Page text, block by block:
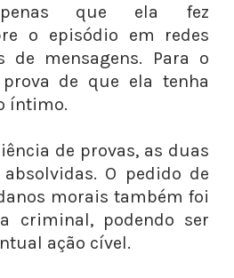
que ela fez
o episódio em redes
de mensagens. Para o
de que ela tenha
íntimo.
de provas, as duas
O pedido de
morais também foi
criminal, podendo ser
ação cível.